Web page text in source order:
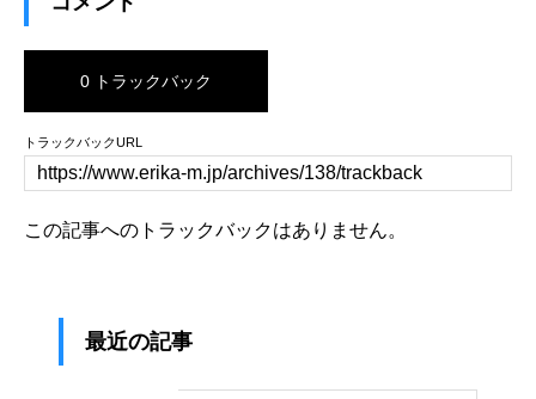
0 トラックバック
トラックバックURL
この記事へのトラックバックはありません。
最近の記事